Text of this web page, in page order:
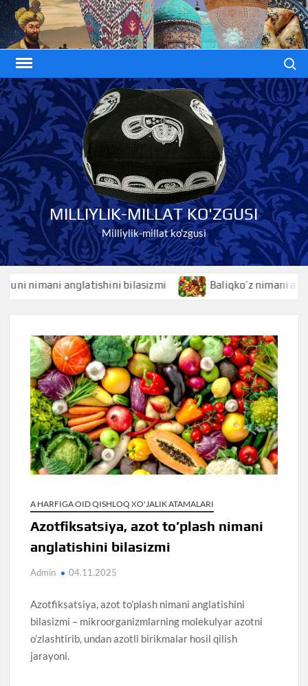
Skip
to
content
MILLIYLIK-MILLAT KO'ZGUSI
Milliylik-millat ko'zgusi
nimani anglatishini bilasizmi Baliqko’z nimani
A HARFIGA OID QISHLOQ XO'JALIK ATAMALARI
Azotfiksatsiya, azot to’plash nimani
anglatishini bilasizmi
Admin 04.11.2025
Azotfiksatsiya, azot to’plash nimani anglatishini
bilasizmi – mikroorganizmlarning molekulyar azotni
o’zlashtirib, undan azotli birikmalar hosil qilish
jarayoni.